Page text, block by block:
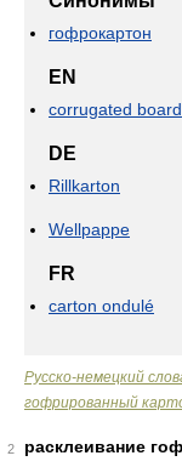
гофрокартон
EN
corrugated board
DE
Rillkarton
Wellpappe
FR
carton ondulé
Русско-немецкий
гофрированный
2
расклеивание